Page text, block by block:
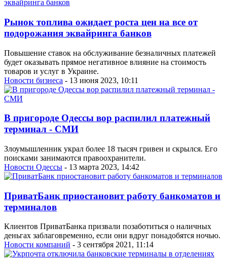
Рынок топлива ожидает роста цен на все от
подорожания эквайринга банков
Повышение ставок на обслуживание безналичных платежей
будет оказывать прямое негативное влияние на стоимость
товаров и услуг в Украине.
Новости бизнеса - 13 июня 2023, 10:11
В пригороде Одессы вор распилил платежный
терминал - СМИ
Злоумышленник украл более 18 тысяч гривен и скрылся. Его
поисками занимаются правоохранители.
Новости Одессы - 13 марта 2023, 14:42
ПриватБанк приостановит работу банкоматов и
терминалов
Клиентов ПриватБанка призвали позаботиться о наличных
деньгах заблаговременно, если они вдруг понадобятся ночью.
Новости компаний - 3 сентября 2021, 11:14